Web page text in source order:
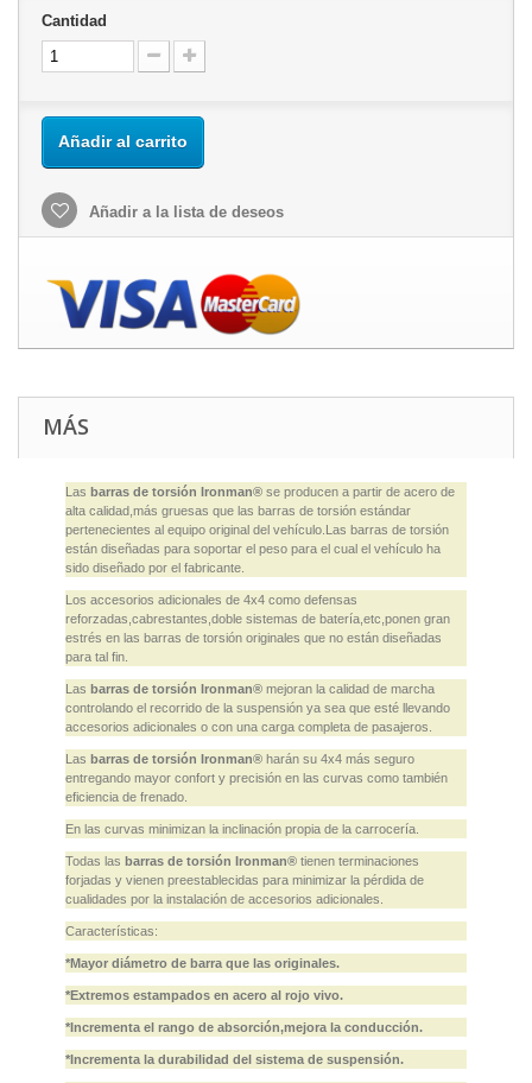
Cantidad
Añadir al carrito
Añadir a la lista de deseos
MÁS
Las barras de torsión Ironman® se producen a partir de acero de
alta calidad,más gruesas que las barras de torsión estándar
pertenecientes al equipo original del vehículo.Las barras de torsión
están diseñadas para soportar el peso para el cual el vehículo ha
sido diseñado por el fabricante.
Los accesorios adicionales de 4x4 como defensas
reforzadas,cabrestantes,doble sistemas de batería,etc,ponen gran
estrés en las barras de torsión originales que no están diseñadas
para tal fin.
Las barras de torsión Ironman® mejoran la calidad de marcha
controlando el recorrido de la suspensión ya sea que esté llevando
accesorios adicionales o con una carga completa de pasajeros.
Las barras de torsión Ironman® harán su 4x4 más seguro
entregando mayor confort y precisión en las curvas como también
eficiencia de frenado.
En las curvas minimizan la inclinación propia de la carrocería.
Todas las barras de torsión Ironman® tienen terminaciones
forjadas y vienen preestablecidas para minimizar la pérdida de
cualidades por la instalación de accesorios adicionales.
Características:
*Mayor diámetro de barra que las originales.
*Extremos estampados en acero al rojo vivo.
*Incrementa el rango de absorción,mejora la conducción.
*Incrementa la durabilidad del sistema de suspensión.